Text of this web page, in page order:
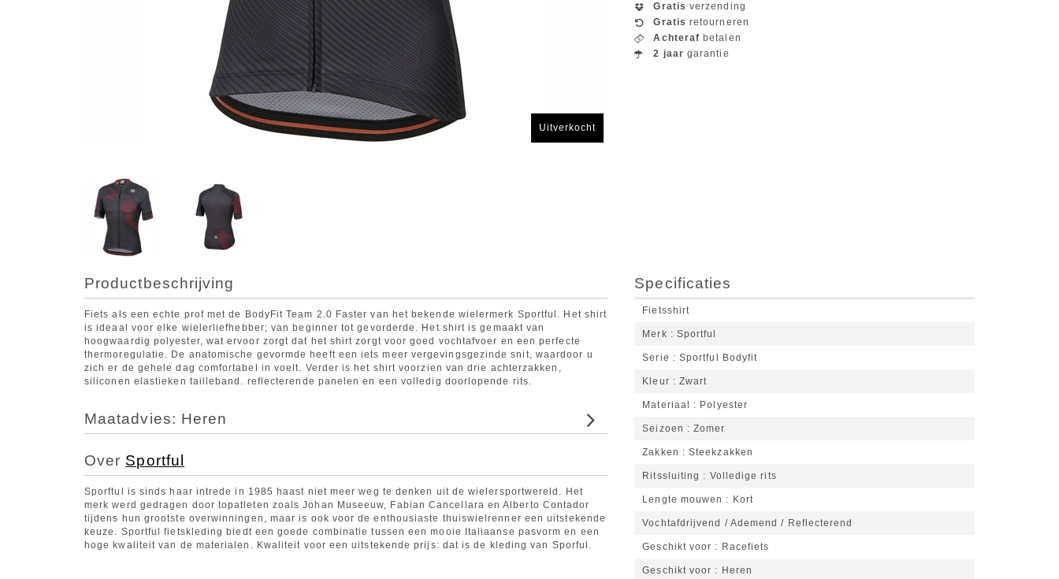
Uitverkocht
Gratis verzending
Gratis retourneren
Achteraf betalen
2 jaar garantie
Productbeschrijving
Fiets als een echte prof met de BodyFit Team 2.0 Faster van het bekende wielermerk Sportful. Het shirt
is ideaal voor elke wielerliefhebber; van beginner tot gevorderde. Het shirt is gemaakt van
hoogwaardig polyester, wat ervoor zorgt dat het shirt zorgt voor goed vochtafvoer en een perfecte
thermoregulatie. De anatomische gevormde heeft een iets meer vergevingsgezinde snit, waardoor u
zich er de gehele dag comfortabel in voelt. Verder is het shirt voorzien van drie achterzakken,
siliconen elastieken tailleband. reflecterende panelen en een volledig doorlopende rits.
Maatadvies: Heren
Over Sportful
Sporftul is sinds haar intrede in 1985 haast niet meer weg te denken uit de wielersportwereld. Het
merk werd gedragen door topatleten zoals Johan Museeuw, Fabian Cancellara en Alberto Contador
tijdens hun grootste overwinningen, maar is ook voor de enthousiaste thuiswielrenner een uitstekende
keuze. Sportful fietskleding biedt een goede combinatie tussen een mooie Italiaanse pasvorm en een
hoge kwaliteit van de materialen. Kwaliteit voor een uitstekende prijs: dat is de kleding van Sporful.
Specificaties
Fietsshirt
Merk Sportful
Serie Sportful Bodyfit
Kleur Zwart
Materiaal Polyester
Seizoen Zomer
Zakken Steekzakken
Ritssluiting Volledige rits
Lengte mouwen Kort
Vochtafdrijvend / Ademend / Reflecterend
Geschikt voor Racefiets
Geschikt voor Heren